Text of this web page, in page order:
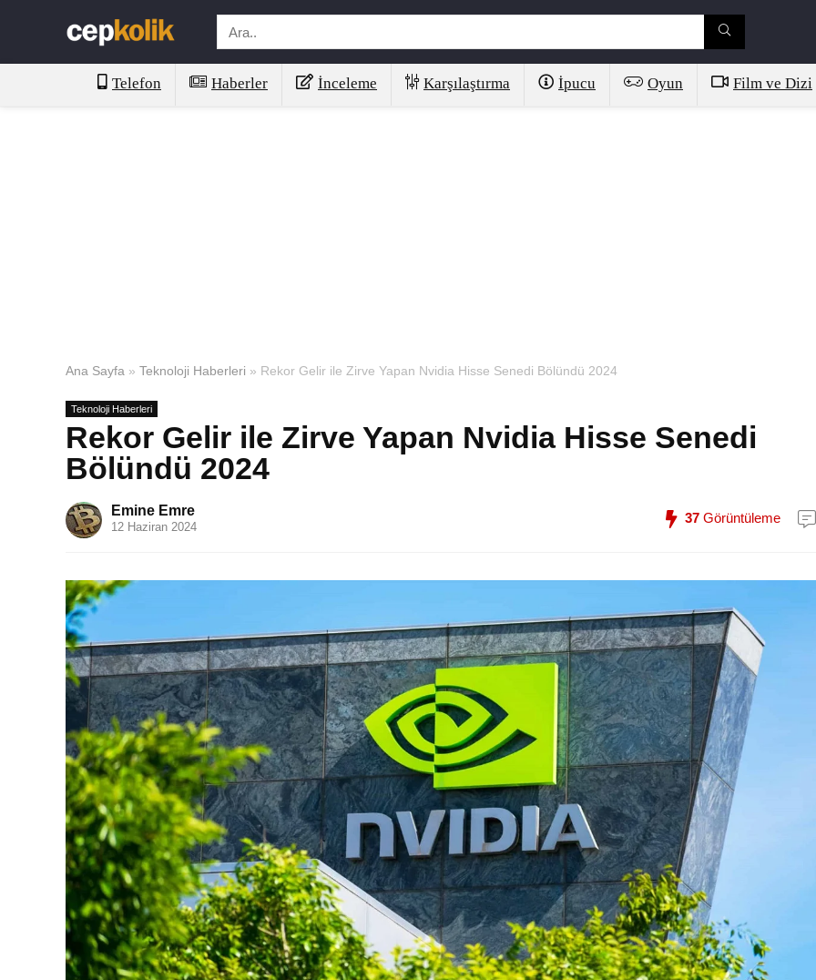
Telefon Haberler İnceleme Karşılaştırma İpucu Oyun Film ve Dizi
Ana Sayfa » Teknoloji Haberleri » Rekor Gelir ile Zirve Yapan Nvidia Hisse Senedi Bölündü 2024
Teknoloji Haberleri
Rekor Gelir ile Zirve Yapan Nvidia Hisse Senedi
Bölündü 2024
Emine Emre
12 Haziran 2024
37 Görüntüleme